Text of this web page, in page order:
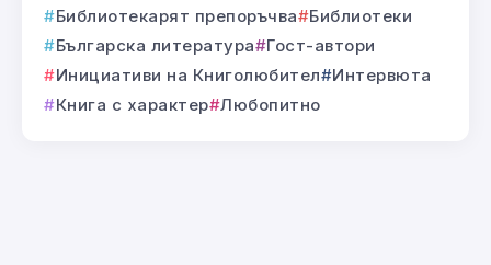
Библиотекарят препоръчва
Библиотеки
Българска литература
Гост-автори
Инициативи на Книголюбител
Интервюта
Книга с характер Любопитно